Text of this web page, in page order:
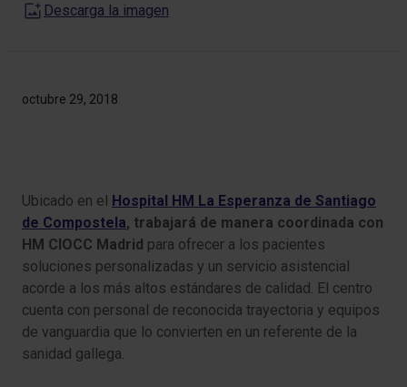
octubre 29, 2018
Ubicado en el Hospital HM La Esperanza de Santiago
de Compostela, trabajará de manera coordinada con
HM CIOCC Madrid para ofrecer a los pacientes
soluciones personalizadas y un servicio asistencial
acorde a los más altos estándares de calidad. El centro
cuenta con personal de reconocida trayectoria y equipos
de vanguardia que lo convierten en un referente de la
sanidad gallega.
Descarga la imagen